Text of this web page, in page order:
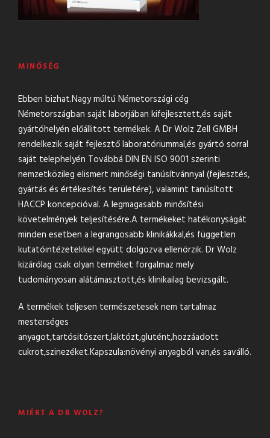
MINŐSÉG
Ebben bizhat.Nagy múltú Németországi cég
Németországban saját laborjában kifejlesztett,és saját
gyártóhelyén előállitott termékek. A Dr Wolz Zell GMBH
rendelkezik saját fejlesztő laboratóriummal,és gyártó sorral
saját telephelyén Továbbá DIN EN ISO 9001 szerinti
nemzetközileg elismert minőségi tanúsítvánnyal (fejlesztés,
gyártás és értékesítés területére), valamint tanúsított
HACCP koncepcióval. A legmagasabb minősítési
követelmények teljesítésére.A termékeket hatékonyságát
minden esetben a legrangosabb klinikákkal,és független
kutatóintézetekkel együtt dolgozva ellenörzik. Dr Wolz
kizárólag csak olyan terméket forgalmaz mely
tudományosan alátámasztott,és klinikailag bevizsgált.
A termékek teljesen természetesek nem tartalmaz
mesterséges
anyagot,tartósitószert,laktózt,glutént,hozzáadott
cukrot,szinezéket.Kapszula:növényi anyagból van,és saválló.
MIÉRT A DR WOLZ?